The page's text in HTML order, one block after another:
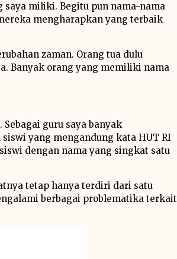
saya miliki. Begitu pun nama-nama
mengharapkan yang terbaik
zaman. Orang tua dulu
Banyak orang yang memiliki nama
guru saya banyak
yang mengandung kata HUT RI
dengan nama yang singkat satu
tetap hanya terdiri dari satu
berbagai problematika terkait